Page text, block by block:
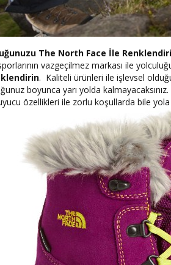
The North Face İle
vazgeçilmez markası ile
. Kaliteli ürünleri ile işlevsel
boyunca yarı yolda
özellikleri ile zorlu koşullarda bile